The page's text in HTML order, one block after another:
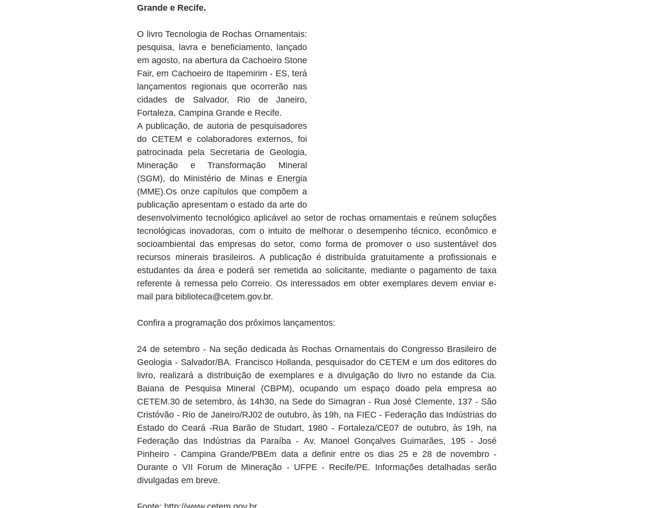
Grande e Recife.
O livro Tecnologia de Rochas Ornamentais:
pesquisa, lavra e beneficiamento, lançado
em agosto, na abertura da Cachoeiro Stone
Fair, em Cachoeiro de Itapemirim - ES, terá
lançamentos regionais que ocorrerão nas
cidades de Salvador, Rio de Janeiro,
Fortaleza, Campina Grande e Recife.
A publicação, de autoria de pesquisadores
do CETEM e colaboradores externos, foi
patrocinada pela Secretaria de Geologia,
Mineração e Transformação Mineral
(SGM), do Ministério de Minas e Energia
(MME).Os onze capítulos que compõem a
publicação apresentam o estado da arte do
desenvolvimento tecnológico aplicável ao setor de rochas ornamentais e reúnem soluções
tecnológicas inovadoras, com o intuito de melhorar o desempenho técnico, econômico e
socioambiental das empresas do setor, como forma de promover o uso sustentável dos
recursos minerais brasileiros. A publicação é distribuída gratuitamente a profissionais e
estudantes da área e poderá ser remetida ao solicitante, mediante o pagamento de taxa
referente à remessa pelo Correio. Os interessados em obter exemplares devem enviar e-
mail para biblioteca@cetem.gov.br.
Confira a programação dos próximos lançamentos:
24 de setembro - Na seção dedicada às Rochas Ornamentais do Congresso Brasileiro de
Geologia - Salvador/BA. Francisco Hollanda, pesquisador do CETEM e um dos editores do
livro, realizará a distribuição de exemplares e a divulgação do livro no estande da Cia.
Baiana de Pesquisa Mineral (CBPM), ocupando um espaço doado pela empresa ao
CETEM.30 de setembro, às 14h30, na Sede do Simagran - Rua José Clemente, 137 - São
Cristóvão - Rio de Janeiro/RJ02 de outubro, às 19h, na FIEC - Federação das Indústrias do
Estado do Ceará -Rua Barão de Studart, 1980 - Fortaleza/CE07 de outubro, às 19h, na
Federação das Indústrias da Paraíba - Av. Manoel Gonçalves Guimarães, 195 - José
Pinheiro - Campina Grande/PBEm data a definir entre os dias 25 e 28 de novembro -
Durante o VII Forum de Mineração - UFPE - Recife/PE. Informações detalhadas serão
divulgadas em breve.